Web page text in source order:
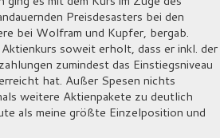
Preisdesasters bei den
bei Wolfram und Kupfer, bergab.
soweit erholt, dass er inkl. der
zumindest das Einstiegsniveau
hat. Außer Spesen nichts
weitere Aktienpakete zu deutlich
als meine größte Einzelposition und